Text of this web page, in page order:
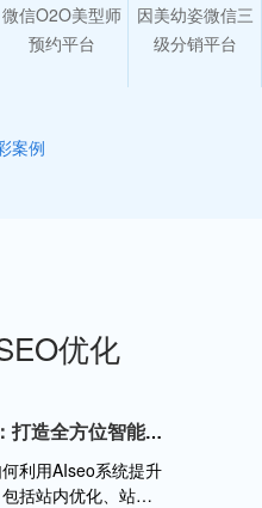
微信O2O美型师
预约平台
因美幼姿微信三
级分销平台
案例
优化
AIseo系统：打造全方位智能运营的SEO优化策略
利用AIseo系统提升
括站内优化、站外